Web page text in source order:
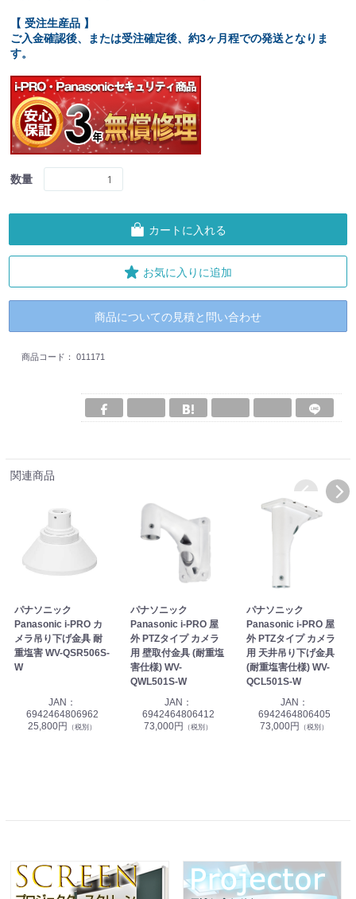
【 受注生産品 】
ご入金確認後、または受注確定後、約3ヶ月程での発送となりま
す。
数量
カートに入れる
お気に入りに追加
商品についての見積と問い合わせ
商品コード： 011171
関連商品
パナソニック
Panasonic i-PRO カ
メラ吊り下げ金具 耐
重塩害 WV-QSR506S-
W
JAN：
6942464806962
25,800円
（税別）
パナソニック
Panasonic i-PRO 屋
外 PTZタイプ カメラ
用 壁取付金具 (耐重塩
害仕様) WV-
QWL501S-W
JAN：
6942464806412
73,000円
（税別）
パナソニック
Panasonic i-PRO 屋
外 PTZタイプ カメラ
用 天井吊り下げ金具
(耐重塩害仕様) WV-
QCL501S-W
JAN：
6942464806405
73,000円
（税別）